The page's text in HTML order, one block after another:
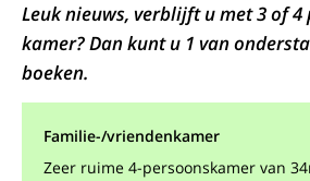
Leuk nieuws, verblijft u met 3 of 4
kamer? Dan kunt u 1 van
boeken.
Familie-/vriendenkamer
Zeer ruime 4-persoonskamer van